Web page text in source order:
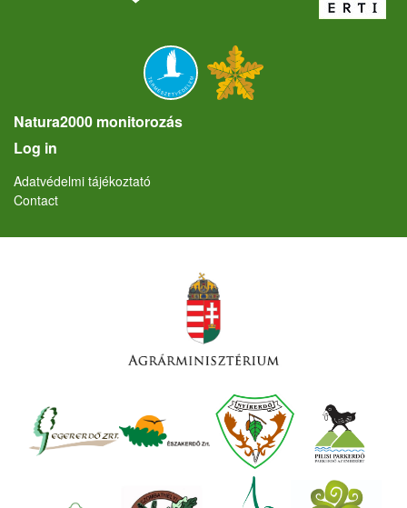
Natura2000 monitorozás
User account menu
Log in
Lábléc
Adatvédelmi tájékoztató
Contact